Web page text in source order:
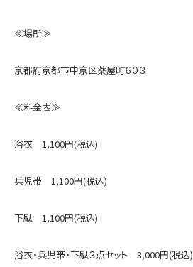
≪場所≫
京都府京都市中京区薬屋町６０３
≪料金表≫
浴衣 1,100円(税込)
兵児帯 1,100円(税込)
下駄 1,100円(税込)
浴衣・兵児帯・下駄３点セット 3,000円(税込)